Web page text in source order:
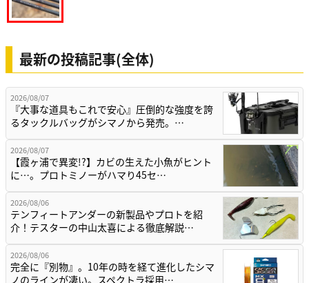
最新の投稿記事(全体)
2026/08/07
『大事な道具もこれで安心』圧倒的な強度を誇
るタックルバッグがシマノから発売。…
2026/08/07
【霞ヶ浦で異変!?】カビの生えた小魚がヒント
に…。プロトミノーがハマり45セ…
2026/08/06
テンフィートアンダーの新製品やプロトを紹
介！テスターの中山太喜による徹底解説…
2026/08/06
完全に『別物』。10年の時を経て進化したシマ
ノのラインが凄い。スペクトラ採用…